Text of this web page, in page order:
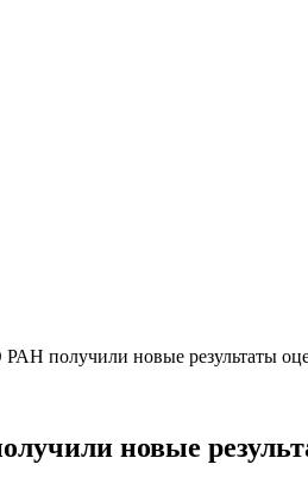
получили новые результаты
новые